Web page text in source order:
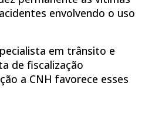
envolvendo o uso
em trânsito e
de fiscalização
a CNH favorece esses